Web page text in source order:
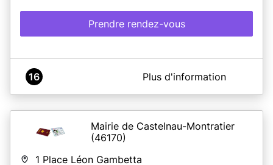
Prendre rendez-vous
A propos de Démarches PIÈCES d'IDENTITÉ - MAIRIE
de COLOMIERS
passeport, les pièces justificatives nécessaires
dépendent de la situation : majeur ou mineur, première
demande ou renouvellement, possession (ou non) d’une
pièce d'identité. Veuillez consulter le site internet de la
Ville.
16 Plus d'information
Mairie de Castelnau-Montratier
(46170)
1 Place Léon Gambetta